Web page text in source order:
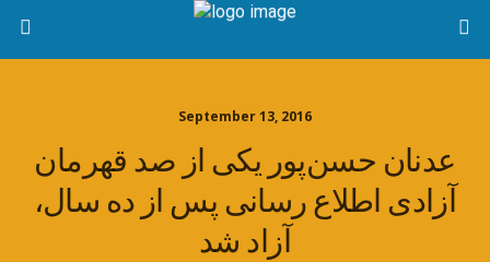
September 13, 2016
عدنان حسن‌پور یکی از صد قهرمان
آزادی اطلاع رسانی پس از ده سال،
آزاد شد